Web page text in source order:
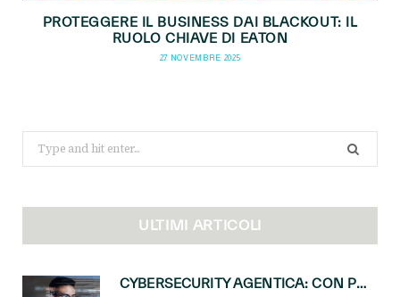
PROTEGGERE IL BUSINESS DAI BLACKOUT: IL
RUOLO CHIAVE DI EATON
27 NOVEMBRE 2025
Search
for:
ULTIMI ARTICOLI
CYBERSECURITY AGENTICA: CON PERCEPTION E MAI-CYBER-1-FLASH MICROSOFT APRE NUOVI SERVIZI PER IL CANALE